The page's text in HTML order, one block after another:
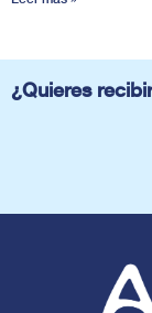
¿Quieres